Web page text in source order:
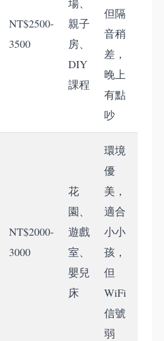
NT$2500-
3500
場、
親子
房、
DIY
課程
但隔
音稍
差，
晚上
有點
吵
NT$2000-
3000
花
園、
遊戲
室、
嬰兒
床
環境
優
美，
適合
小小
孩，
但
WiFi
信號
弱